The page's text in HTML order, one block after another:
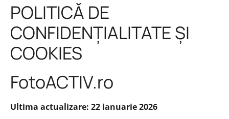
POLITICĂ DE
CONFIDENȚIALITATE ȘI
COOKIES
FotoACTIV.ro
Ultima actualizare: 22 ianuarie 2026